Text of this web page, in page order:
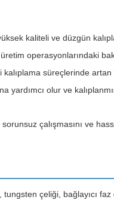
kaliteli ve düzgün
operasyonlarındaki
süreçlerinde
yardımcı olur ve
çalışmasını ve
çeliği, bağlayıcı